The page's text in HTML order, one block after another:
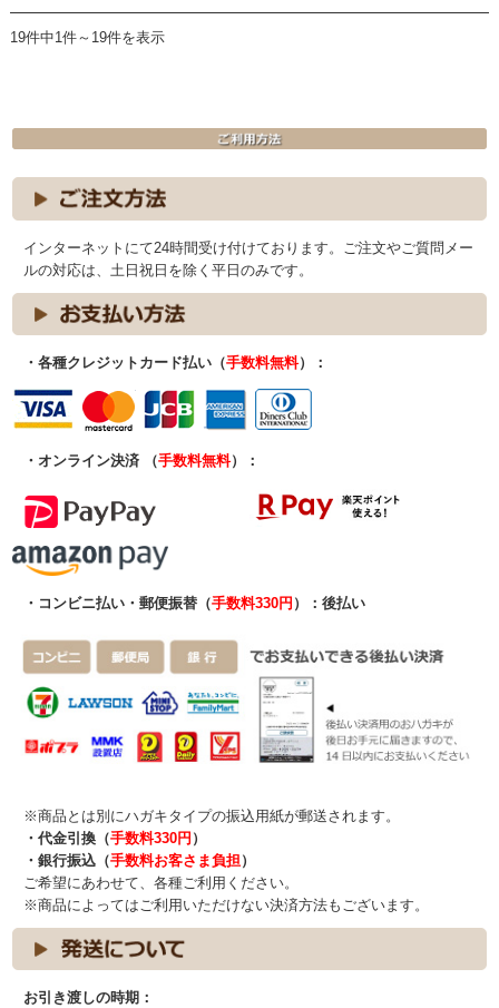
19件中1件～19件を表示
インターネットにて24時間受け付けております。ご注文やご質問メー
ルの対応は、土日祝日を除く平日のみです。
・各種クレジットカード払い（手数料無料）：
・オンライン決済 （手数料無料）：
・コンビニ払い・郵便振替（手数料330円 ）：後払い
※商品とは別にハガキタイプの振込用紙が郵送されます。
・代金引換（手数料330円 ）
・銀行振込（手数料お客さま負担 ）
ご希望にあわせて、各種ご利用ください。
※商品によってはご利用いただけない決済方法もございます。
お引き渡しの時期：